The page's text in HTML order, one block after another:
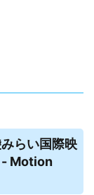
らい国際映
- Motion